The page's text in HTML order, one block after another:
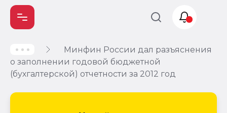
Минфин России дал разъяснения
о заполнении годовой бюджетной
(бухгалтерской) отчетности за 2012 год
Учет и
налогообложение